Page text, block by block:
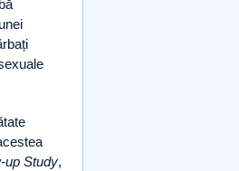
up Study,